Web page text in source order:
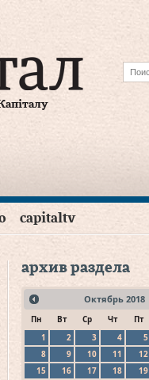
capitaltv
архив раздела
Октябрь 2018
Пн Вт Ср Чт Пт
1
2 3 4 5
8
9 10 11 12
15
16 17 18 19